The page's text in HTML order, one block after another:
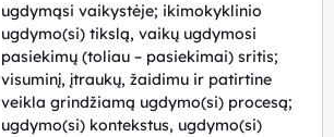
ugdymąsi vaikystėje; ikimokyklinio
ugdymo(si) tikslą, vaikų ugdymosi
pasiekimų (toliau – pasiekimai) sritis;
visuminį, įtraukų, žaidimu ir patirtine
veikla grindžiamą ugdymo(si) procesą;
ugdymo(si) kontekstus, ugdymo(si)